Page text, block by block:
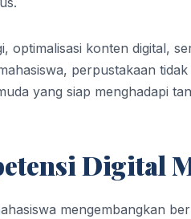
optimalisasi konten digital,
perpustakaan
yang siap menghadapi
Digital
mengembangkan